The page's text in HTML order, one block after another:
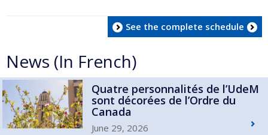
See the complete schedule
News (In French)
Quatre personnalités de l’UdeM
sont décorées de l’Ordre du
Canada
June 29, 2026